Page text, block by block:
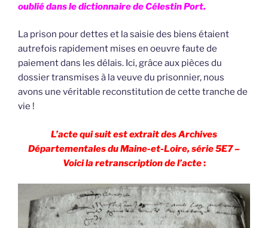
oublié dans le dictionnaire de Célestin Port.
La prison pour dettes et la saisie des biens étaient
autrefois rapidement mises en oeuvre faute de
paiement dans les délais. Ici, grâce aux pièces du
dossier transmises à la veuve du prisonnier, nous
avons une véritable reconstitution de cette tranche de
vie !
L’acte qui suit est extrait des Archives
Départementales du Maine-et-Loire, série 5E7 –
Voici la retranscription de l’acte: